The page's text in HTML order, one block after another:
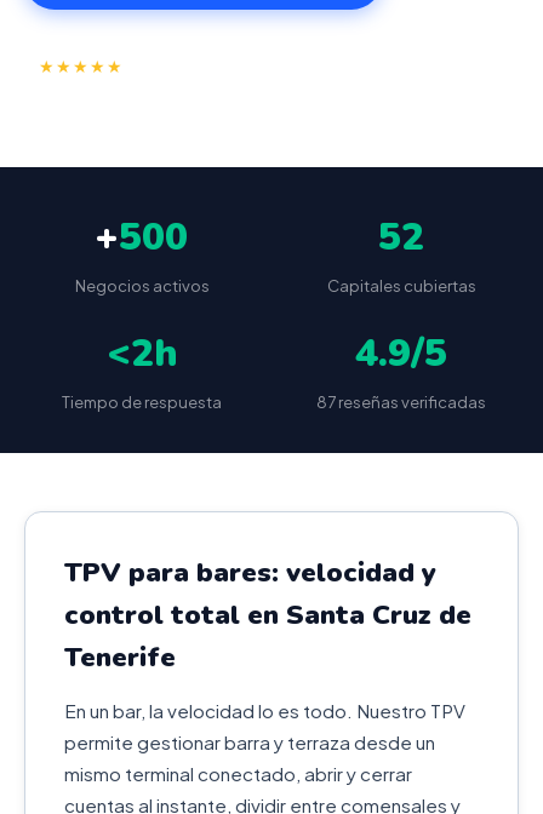
★★★★★
+500
Negocios activos
52
Capitales cubiertas
<2h
Tiempo de respuesta
4.9/5
87 reseñas verificadas
TPV para bares: velocidad y
control total en Santa Cruz de
Tenerife
En un bar, la velocidad lo es todo. Nuestro TPV
permite gestionar barra y terraza desde un
mismo terminal conectado, abrir y cerrar
cuentas al instante, dividir entre comensales y